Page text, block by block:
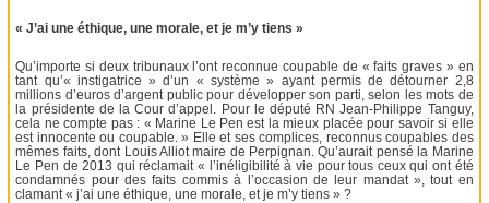
« J’ai une éthique, une morale, et je m’y tiens »
Qu’importe si deux tribunaux l’ont reconnue coupable de « faits graves » en
tant qu’« instigatrice » d’un « système » ayant permis de détourner 2,8
millions d’euros d’argent public pour développer son parti, selon les mots de
la présidente de la Cour d’appel. Pour le député RN Jean-Philippe Tanguy,
cela ne compte pas : « Marine Le Pen est la mieux placée pour savoir si elle
est innocente ou coupable. » Elle et ses complices, reconnus coupables des
mêmes faits, dont Louis Alliot maire de Perpignan. Qu’aurait pensé la Marine
Le Pen de 2013 qui réclamait « l’inéligibilité à vie pour tous ceux qui ont été
condamnés pour des faits commis à l’occasion de leur mandat », tout en
clamant « j’ai une éthique, une morale, et je m’y tiens » ?